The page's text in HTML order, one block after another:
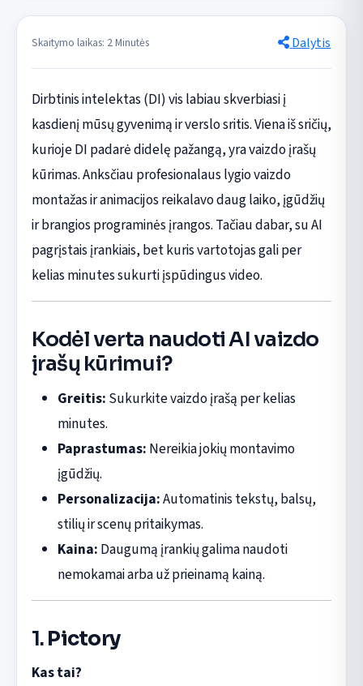
Skaitymo laikas: 2 Minutės Dalytis
Dirbtinis intelektas (DI) vis labiau skverbiasi į
kasdienį mūsų gyvenimą ir verslo sritis. Viena iš sričių,
kurioje DI padarė didelę pažangą, yra vaizdo įrašų
kūrimas. Anksčiau profesionalaus lygio vaizdo
montažas ir animacijos reikalavo daug laiko, įgūdžių
ir brangios programinės įrangos. Tačiau dabar, su AI
pagrįstais įrankiais, bet kuris vartotojas gali per
kelias minutes sukurti įspūdingus video.
Kodėl verta naudoti AI vaizdo
įrašų kūrimui?
Greitis: Sukurkite vaizdo įrašą per kelias
minutes.
Paprastumas: Nereikia jokių montavimo
įgūdžių.
Personalizacija:Automatinis tekstų, balsų,
stilių ir scenų pritaikymas.
Kaina: Daugumą įrankių galima naudoti
nemokamai arba už prieinamą kainą.
1.Pictory
Kas tai?